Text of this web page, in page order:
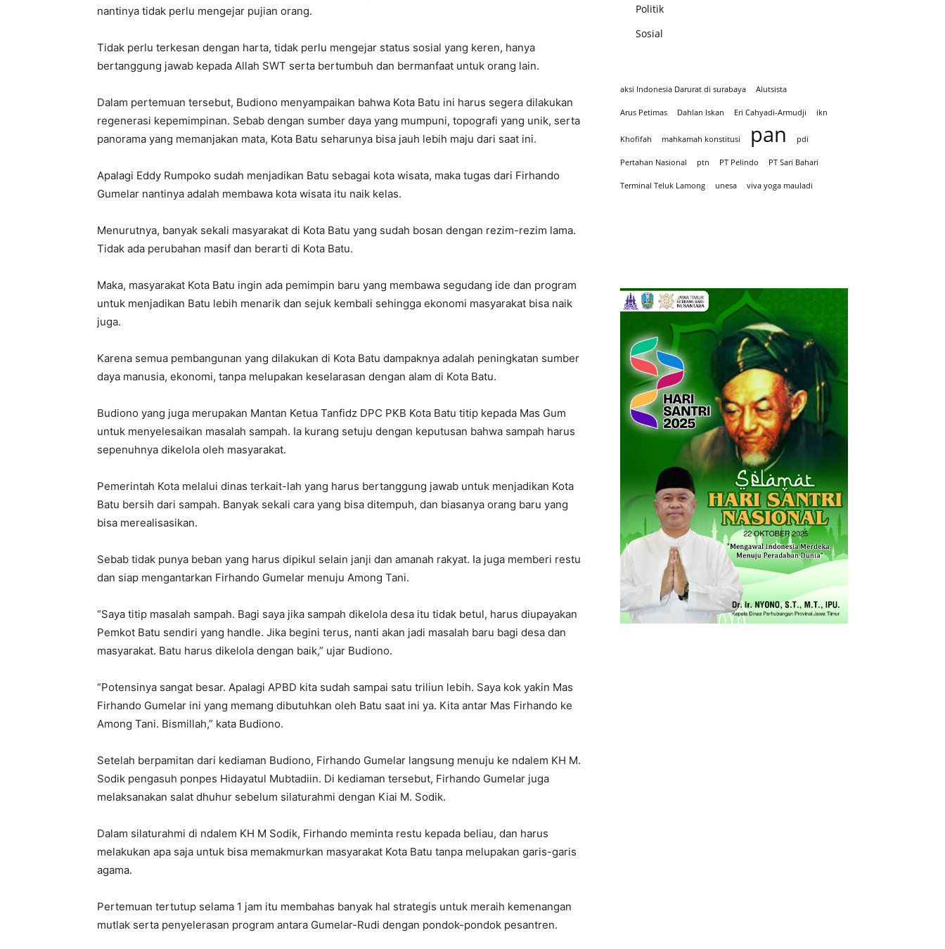
nantinya tidak perlu mengejar pujian orang.
Tidak perlu terkesan dengan harta, tidak perlu mengejar status sosial yang keren, hanya
bertanggung jawab kepada Allah SWT serta bertumbuh dan bermanfaat untuk orang lain.
Dalam pertemuan tersebut, Budiono menyampaikan bahwa Kota Batu ini harus segera dilakukan
regenerasi kepemimpinan. Sebab dengan sumber daya yang mumpuni, topografi yang unik, serta
panorama yang memanjakan mata, Kota Batu seharunya bisa jauh lebih maju dari saat ini.
Apalagi Eddy Rumpoko sudah menjadikan Batu sebagai kota wisata, maka tugas dari Firhando
Gumelar nantinya adalah membawa kota wisata itu naik kelas.
Menurutnya, banyak sekali masyarakat di Kota Batu yang sudah bosan dengan rezim-rezim lama.
Tidak ada perubahan masif dan berarti di Kota Batu.
Maka, masyarakat Kota Batu ingin ada pemimpin baru yang membawa segudang ide dan program
untuk menjadikan Batu lebih menarik dan sejuk kembali sehingga ekonomi masyarakat bisa naik
juga.
Karena semua pembangunan yang dilakukan di Kota Batu dampaknya adalah peningkatan sumber
daya manusia, ekonomi, tanpa melupakan keselarasan dengan alam di Kota Batu.
Budiono yang juga merupakan Mantan Ketua Tanfidz DPC PKB Kota Batu titip kepada Mas Gum
untuk menyelesaikan masalah sampah. Ia kurang setuju dengan keputusan bahwa sampah harus
sepenuhnya dikelola oleh masyarakat.
Pemerintah Kota melalui dinas terkait-lah yang harus bertanggung jawab untuk menjadikan Kota
Batu bersih dari sampah. Banyak sekali cara yang bisa ditempuh, dan biasanya orang baru yang
bisa merealisasikan.
Sebab tidak punya beban yang harus dipikul selain janji dan amanah rakyat. Ia juga memberi restu
dan siap mengantarkan Firhando Gumelar menuju Among Tani.
“Saya titip masalah sampah. Bagi saya jika sampah dikelola desa itu tidak betul, harus diupayakan
Pemkot Batu sendiri yang handle. Jika begini terus, nanti akan jadi masalah baru bagi desa dan
masyarakat. Batu harus dikelola dengan baik,” ujar Budiono.
“Potensinya sangat besar. Apalagi APBD kita sudah sampai satu triliun lebih. Saya kok yakin Mas
Firhando Gumelar ini yang memang dibutuhkan oleh Batu saat ini ya. Kita antar Mas Firhando ke
Among Tani. Bismillah,” kata Budiono.
Setelah berpamitan dari kediaman Budiono, Firhando Gumelar langsung menuju ke ndalem KH M.
Sodik pengasuh ponpes Hidayatul Mubtadiin. Di kediaman tersebut, Firhando Gumelar juga
melaksanakan salat dhuhur sebelum silaturahmi dengan Kiai M. Sodik.
Dalam silaturahmi di ndalem KH M Sodik, Firhando meminta restu kepada beliau, dan harus
melakukan apa saja untuk bisa memakmurkan masyarakat Kota Batu tanpa melupakan garis-garis
agama.
Pertemuan tertutup selama 1 jam itu membahas banyak hal strategis untuk meraih kemenangan
mutlak serta penyelerasan program antara Gumelar-Rudi dengan pondok-pondok pesantren.
Politik
Sosial
aksi Indonesia Darurat di surabaya Alutsista
Arus Petimas Dahlan Iskan Eri Cahyadi-Armudji ikn
Khofifah mahkamah konstitusi pan pdi
Pertahan Nasional ptn PT Pelindo PT Sari Bahari
Terminal Teluk Lamong unesa viva yoga mauladi